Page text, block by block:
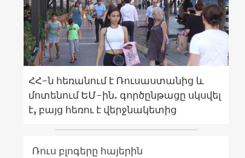
ՀՀ-ն հեռանում է Ռուսաստանից և
մոտենում ԵՄ-ին. գործընթացը սկսվել
է, բայց հեռու է վերջնակետից
Ռուս բլոգերը հայերին